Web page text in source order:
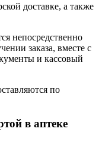
доставке, а также
непосредственно
заказа, вместе с
и кассовый
по
в аптеке